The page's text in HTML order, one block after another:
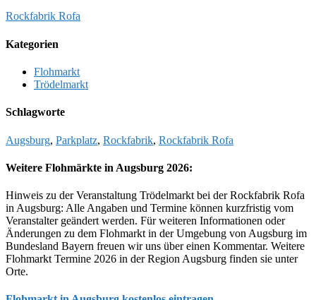
Rockfabrik Rofa
Kategorien
Flohmarkt
Trödelmarkt
Schlagworte
Augsburg, Parkplatz, Rockfabrik, Rockfabrik Rofa
Weitere Flohmärkte in Augsburg 2026:
Hinweis zu der Veranstaltung Trödelmarkt bei der Rockfabrik Rofa
in Augsburg: Alle Angaben und Termine können kurzfristig vom
Veranstalter geändert werden. Für weiteren Informationen oder
Änderungen zu dem Flohmarkt in der Umgebung von Augsburg im
Bundesland Bayern freuen wir uns über einen Kommentar. Weitere
Flohmarkt Termine 2026 in der Region Augsburg finden sie unter
Orte.